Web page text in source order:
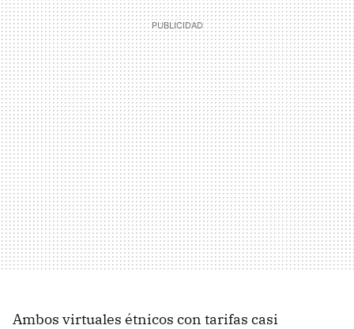
Ambos virtuales étnicos con tarifas casi